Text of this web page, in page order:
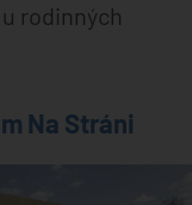
rodinných
Na Stráni